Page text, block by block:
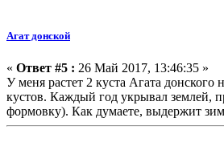
Агат донской
« Ответ #5 : 26 Май 2017, 13:46:35 »
У меня растет 2 куста Агата
кустов. Каждый год укрывал землей,
формовку). Как думаете, выдержит